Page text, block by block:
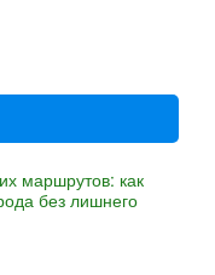
маршрутов: как
без лишнего